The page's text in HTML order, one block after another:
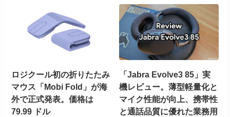
ロジクール初の折りたたみ
マウス「Mobi Fold」が海
外で正式発表。価格は
79.99 ドル
「Jabra Evolve3 85」実
機レビュー。薄型軽量化と
マイク性能が向上、携帯性
と通話品質に優れた業務用